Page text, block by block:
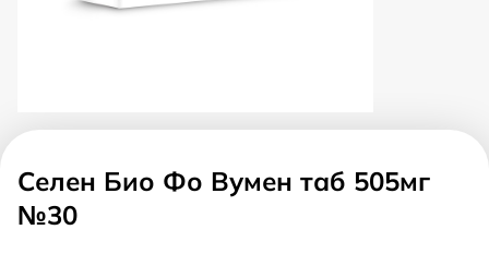
Селен Био Фо Вумен таб 505мг
№30